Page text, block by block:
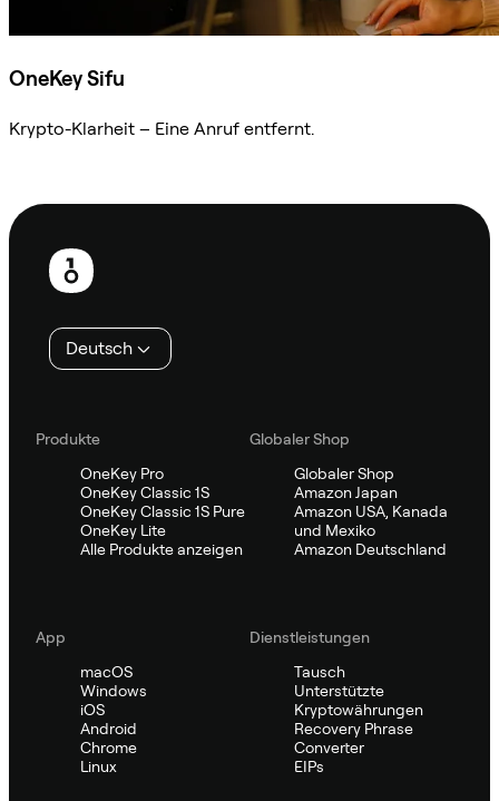
OneKey Sifu
Krypto-Klarheit – Eine Anruf entfernt.
Fußzeile
Deutsch
Produkte
OneKey Pro
OneKey Classic 1S
OneKey Classic 1S Pure
OneKey Lite
Alle Produkte anzeigen
Globaler Shop
Globaler Shop
Amazon Japan
Amazon USA, Kanada
und Mexiko
Amazon Deutschland
App
macOS
Windows
iOS
Android
Chrome
Linux
Dienstleistungen
Tausch
Unterstützte
Kryptowährungen
Recovery Phrase
Converter
EIPs